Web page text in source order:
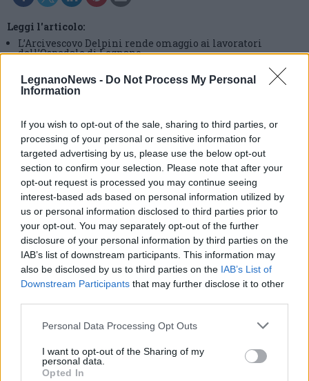
LegnanoNews - Do Not Process My Personal
Information
If you wish to opt-out of the sale, sharing to third parties, or
processing of your personal or sensitive information for
targeted advertising by us, please use the below opt-out
section to confirm your selection. Please note that after your
opt-out request is processed you may continue seeing
interest-based ads based on personal information utilized by
us or personal information disclosed to third parties prior to
your opt-out. You may separately opt-out of the further
disclosure of your personal information by third parties on the
IAB’s list of downstream participants. This information may
also be disclosed by us to third parties on the IAB’s List of
Downstream Participants that may further disclose it to other
Personal Data Processing Opt Outs
I want to opt-out of the Sharing of my
personal data.
Opted In
Leggi l'articolo:
L’Arcivescovo Delpini rende omaggio ai lavoratori
dell’Ospedale di Legnano
Commenti
Accedioregistratiper commentare questo
L'email è richiesta ma non verrà mostrata ai visitatori. Il contenuto di questo
commento esprime il pensiero dell'autore e non rappresenta la linea editoriale
di VareseNews.it, che rimane autonoma e indipendente. I messaggi inclusi nei